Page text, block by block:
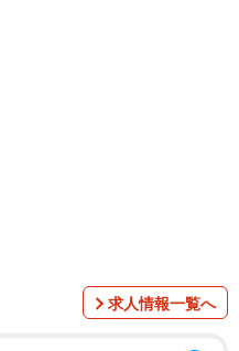
求人情報一覧へ